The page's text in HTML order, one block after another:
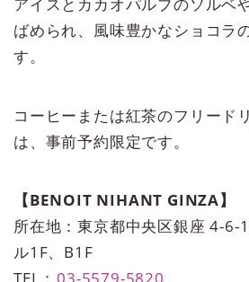
ばめられ、風味豊かなショコラ
す。
コーヒーまたは紅茶のフリード
は、事前予約限定です。
【BENOIT NIHANT GINZA】
所在地：東京都中央区銀座 4-6-
ル1F、B1F
TEL： 03-5579-5820